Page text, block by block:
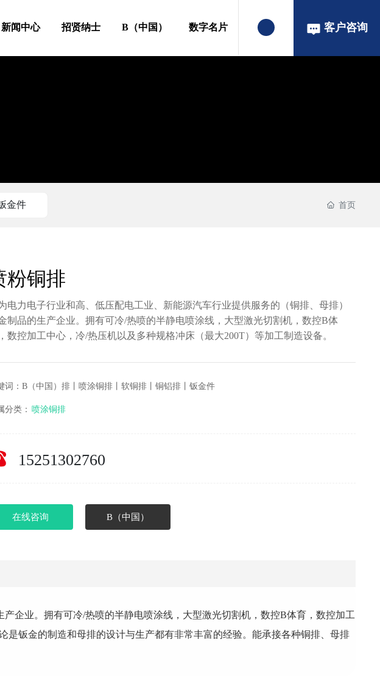
新闻中心 招贤纳士 B（中国） 数字名片 客户咨询
金件 首页
粉铜排
电力电子行业和高、低压配电工业、新能源汽车行业提供服务的（铜排、母排）
制品的生产企业。拥有可冷/热喷的半静电喷涂线，大型激光切割机，数控B体
数控加工中心，冷/热压机以及多种规格冲床（最大200T）等加工制造设备。
词：B（中国）排丨喷涂铜排丨软铜排丨铜铝排丨钣金件
分类： 喷涂铜排
15251302760
在线咨询 B（中国）
企业。拥有可冷/热喷的半静电喷涂线，大型激光切割机，数控B体育，数控加工
钣金的制造和母排的设计与生产都有非常丰富的经验。能承接各种铜排、母排